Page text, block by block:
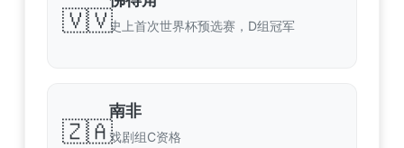
🇻🇻史上首次世界杯预选赛，D组冠军
🇿🇦
南非
戏剧组C资格